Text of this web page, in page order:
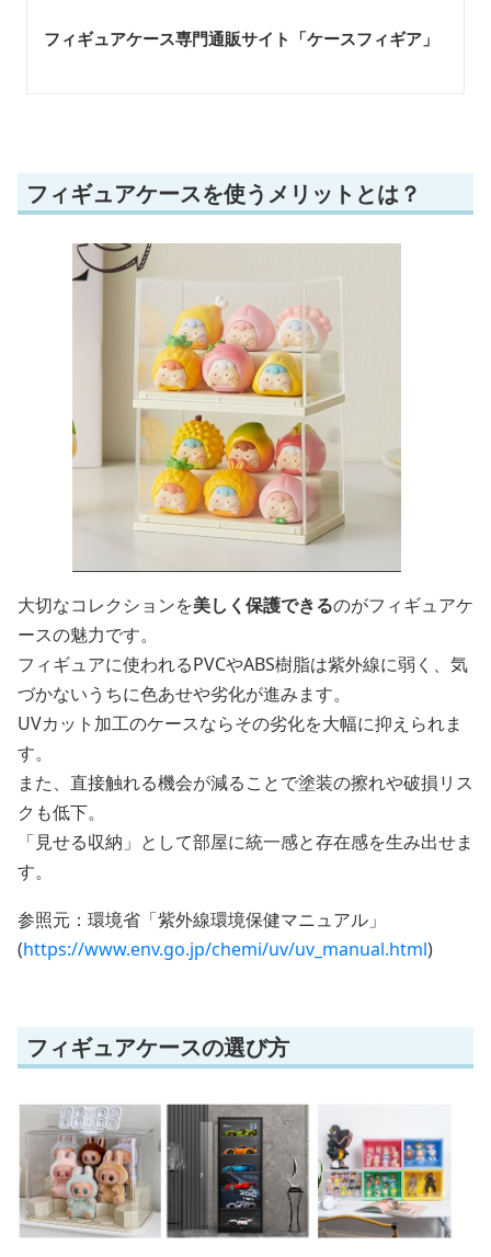
フィギュアケース専門通販サイト「ケースフィギア 」
フィギュアケースを使うメリットとは？
大切なコレクションを美しく保護できるのがフィギュアケ
ースの魅力です。
フィギュアに使われるPVCやABS樹脂は紫外線に弱く、気
づかないうちに色あせや劣化が進みます。
UVカット加工のケースならその劣化を大幅に抑えられま
す。
また、直接触れる機会が減ることで塗装の擦れや破損リス
クも低下。
「見せる収納」として部屋に統一感と存在感を生み出せま
す。
参照元：環境省「紫外線環境保健マニュアル」
(https://www.env.go.jp/chemi/uv/uv_manual.html)
フィギュアケースの選び方